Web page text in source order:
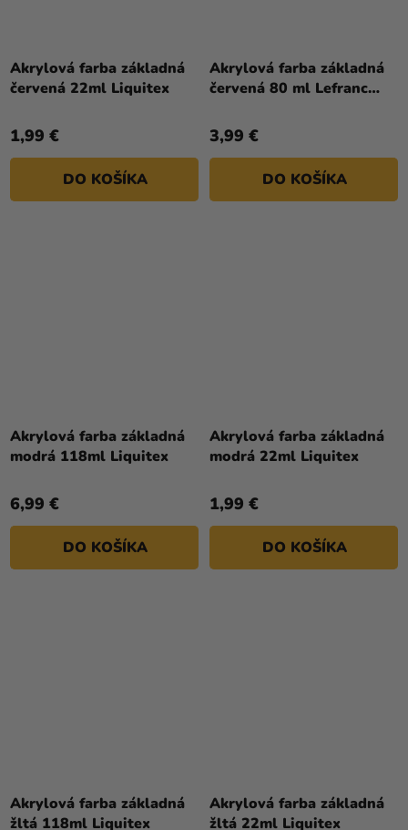
Akrylová farba základná
červená 22ml Liquitex
1,99 €
DO KOŠÍKA
Akrylová farba základná
červená 80 ml Lefranc
3,99 €
DO KOŠÍKA
Akrylová farba základná
modrá 118ml Liquitex
6,99 €
DO KOŠÍKA
Akrylová farba základná
modrá 22ml Liquitex
1,99 €
DO KOŠÍKA
Akrylová farba základná
žltá 118ml Liquitex
Akrylová farba základná
žltá 22ml Liquitex